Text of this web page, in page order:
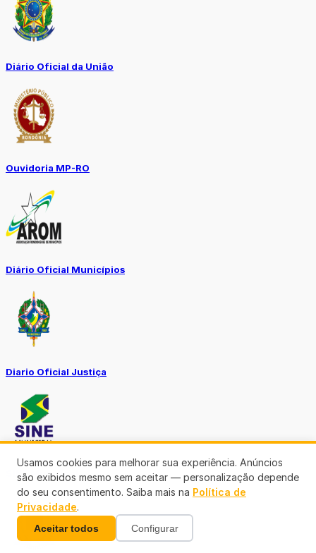
Diário Oficial da União
Ouvidoria MP-RO
Diário Oficial Municípios
Diario Oficial Justiça
SINE Municipal
Usamos cookies para melhorar sua experiência. Anúncios
são exibidos mesmo sem aceitar — personalização depende
do seu consentimento. Saiba mais na Política de
Privacidade.
Aceitar todos Configurar